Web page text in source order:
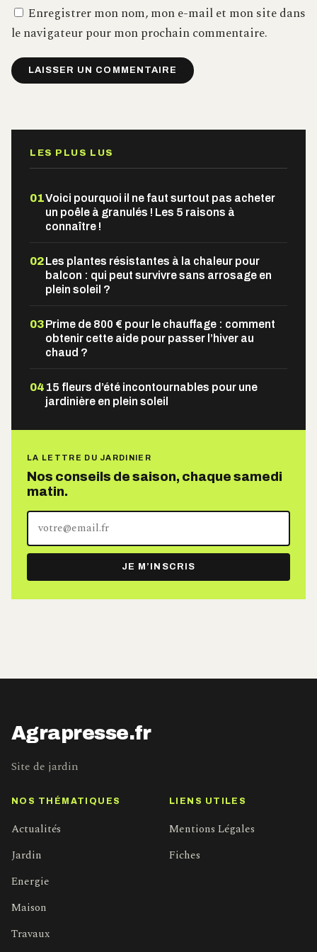
Enregistrer mon nom, mon e-mail et mon site dans
le navigateur pour mon prochain commentaire.
LES PLUS LUS
01Voici pourquoi il ne faut surtout pas acheter
un poêle à granulés ! Les 5 raisons à
connaître !
02Les plantes résistantes à la chaleur pour
balcon : qui peut survivre sans arrosage en
plein soleil ?
03Prime de 800 € pour le chauffage : comment
obtenir cette aide pour passer l’hiver au
chaud ?
04 15 fleurs d’été incontournables pour une
jardinière en plein soleil
LA LETTRE DU JARDINIER
Nos conseils de saison, chaque samedi
matin.
Votre
adresse
e-
mail
JE M’INSCRIS
Agrapresse.fr
Site de jardin
NOS THÉMATIQUES
Actualités
Jardin
Energie
Maison
Travaux
LIENS UTILES
Mentions Légales
Fiches